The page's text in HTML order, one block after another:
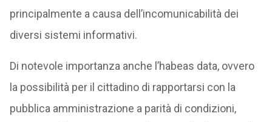
principalmente a causa dell’incomunicabilità dei
diversi sistemi informativi.
Di notevole importanza anche l’habeas data, ovvero
la possibilità per il cittadino di rapportarsi con la
pubblica amministrazione a parità di condizioni,